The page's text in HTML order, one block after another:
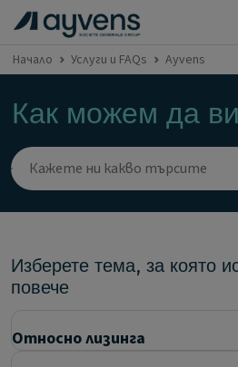
Начало Услуги и FAQs Ayvens
Как можем да
Изберете тема, за която
повече
Относно лизинга